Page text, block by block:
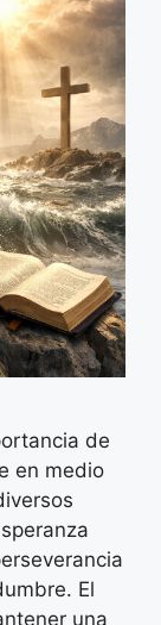
de
en medio
El
una